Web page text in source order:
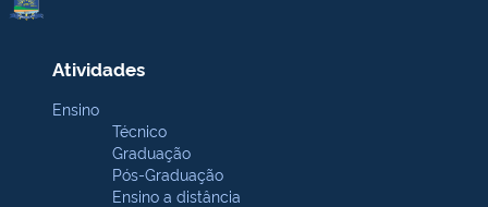
Atividades
Ensino
Técnico
Graduação
Pós-Graduação
Ensino a distância